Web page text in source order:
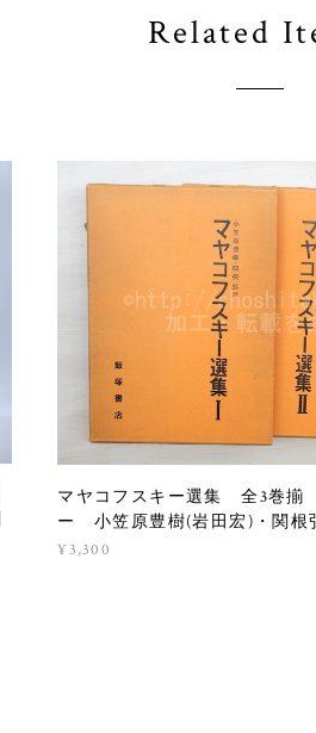
Related
マヤコフスキー選集 全3巻
ー 小笠原豊樹(岩田宏)・関
¥3,300